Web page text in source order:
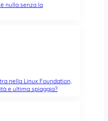
è nulla senza la
nella Linux Foundation,
e ultima spiaggia?